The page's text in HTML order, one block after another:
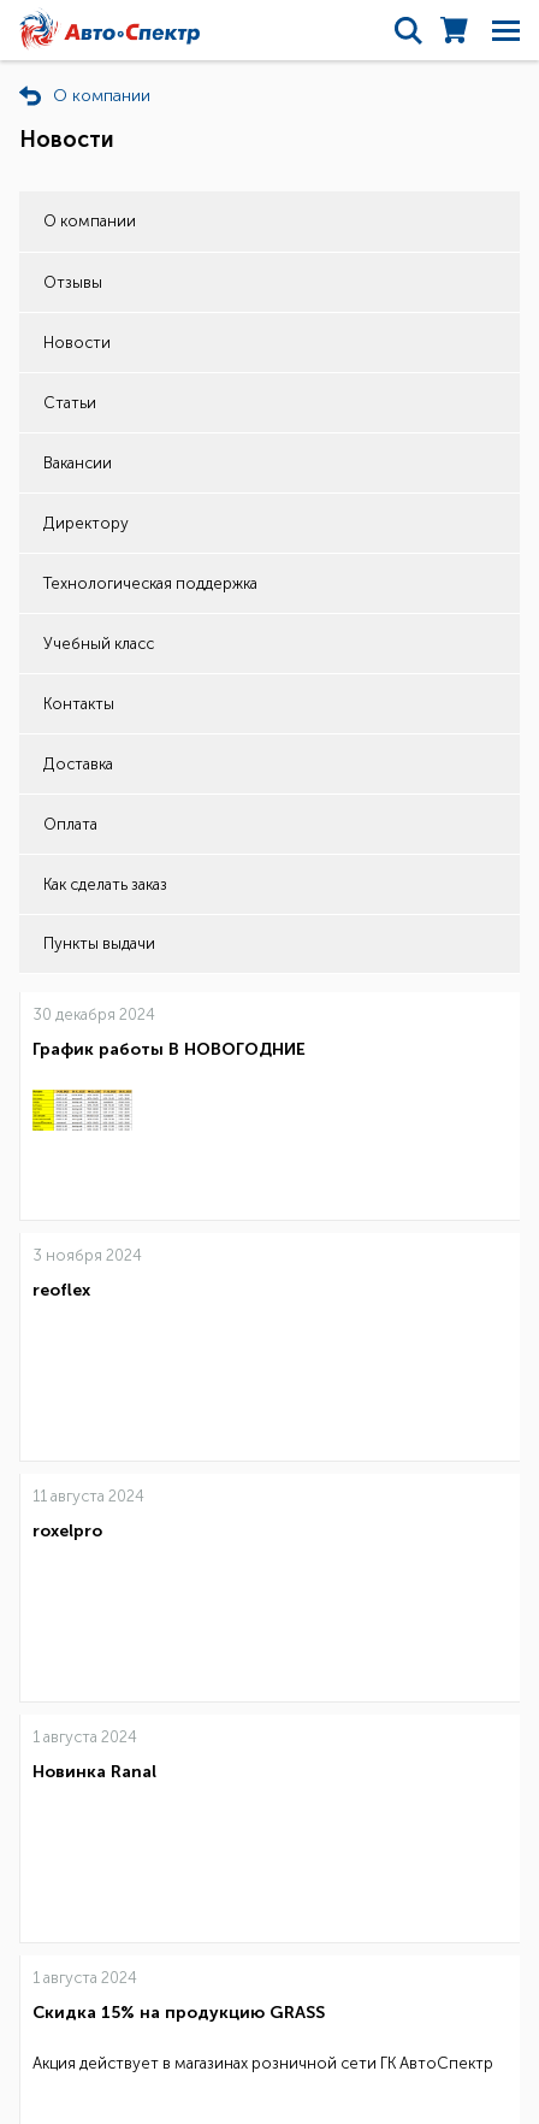
О компании
Новости
О компании
Отзывы
Новости
Статьи
Вакансии
Директору
Технологическая поддержка
Учебный класс
Контакты
Доставка
Оплата
Как сделать заказ
Пункты выдачи
30 декабря 2024
График работы В НОВОГОДНИЕ
3 ноября 2024
reoflex
11 августа 2024
roxelpro
1 августа 2024
Новинка Ranal
1 августа 2024
Скидка 15% на продукцию GRASS
Акция действует в магазинах розничной сети ГК АвтоСпектр